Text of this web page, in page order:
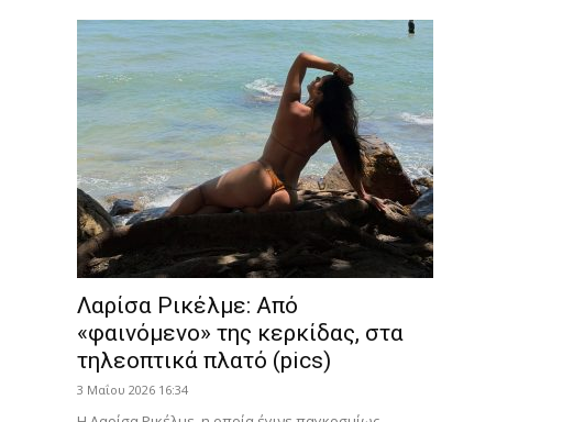
Λαρίσα Ρικέλμε: Από
«φαινόμενο» της κερκίδας, στα
τηλεοπτικά πλατό (pics)
3 Μαΐου 2026 16:34